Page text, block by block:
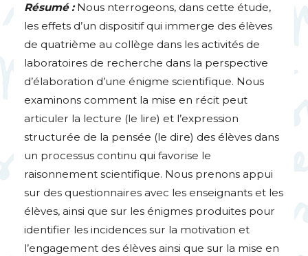
Résumé : Nous nterrogeons, dans cette étude,
les effets d’un dispositif qui immerge des élèves
de quatrième au collège dans les activités de
laboratoires de recherche dans la perspective
d’élaboration d’une énigme scientifique. Nous
examinons comment la mise en récit peut
articuler la lecture (le lire) et l’expression
structurée de la pensée (le dire) des élèves dans
un processus continu qui favorise le
raisonnement scientifique. Nous prenons appui
sur des questionnaires avec les enseignants et les
élèves, ainsi que sur les énigmes produites pour
identifier les incidences sur la motivation et
l’engagement des élèves ainsi que sur la mise en